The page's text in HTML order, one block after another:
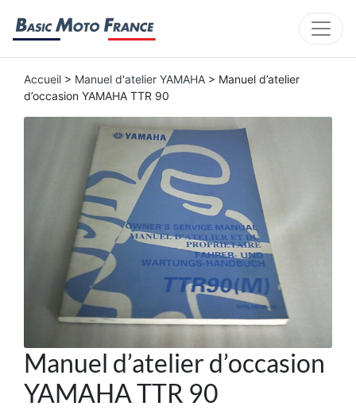
Accueil > Manuel d'atelier YAMAHA > Manuel d’atelier
d’occasion YAMAHA TTR 90
Manuel d’atelier d’occasion
YAMAHA TTR 90